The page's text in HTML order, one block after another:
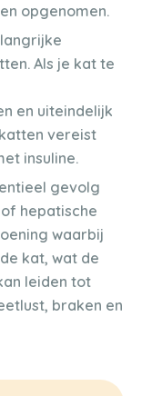
opgenomen.
Als je kat te
en uiteindelijk
vereist
insuline.
gevolg
hepatische
waarbij
kat, wat de
leiden tot
braken en